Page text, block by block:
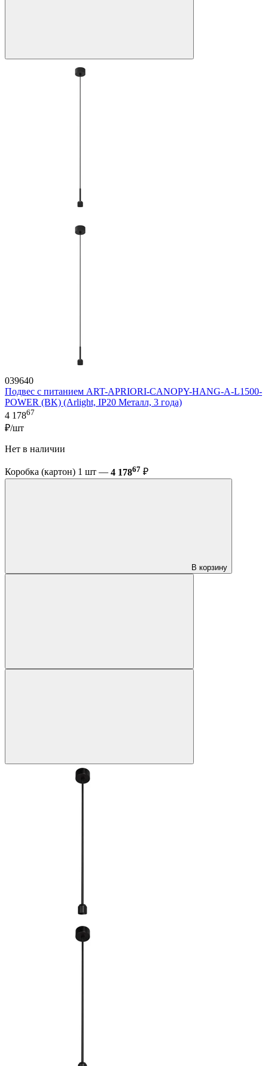
039640
Подвес с питанием ART-APRIORI-CANOPY-HANG-A-L1500-
POWER (BK) (Arlight, IP20 Металл, 3 года)
4 17867
₽/шт
Нет в наличии
Коробка (картон) 1 шт — 4 17867 ₽
В корзину